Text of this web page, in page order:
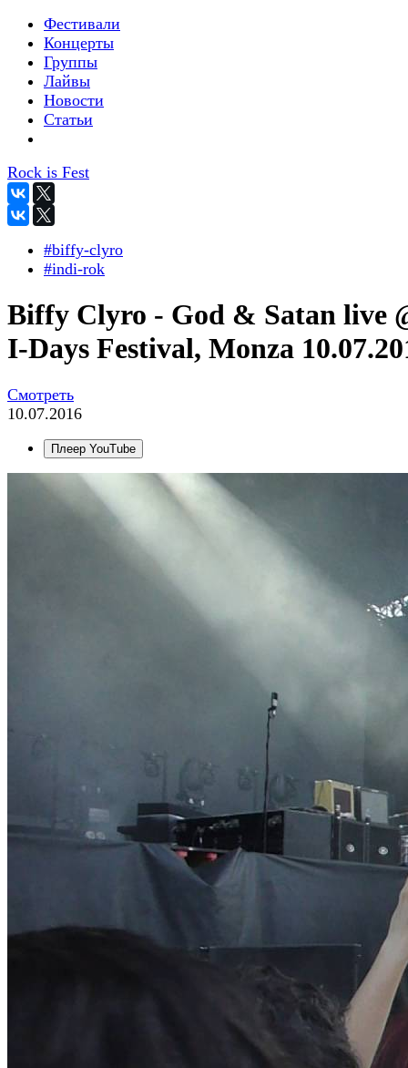
Фестивали
Концерты
Группы
Лайвы
Новости
Статьи
Rock is Fest
#biffy-clyro
#indi-rok
Biffy Clyro - God & Satan live
I-Days Festival, Monza
Смотреть
10.07.2016
Плеер YouTube